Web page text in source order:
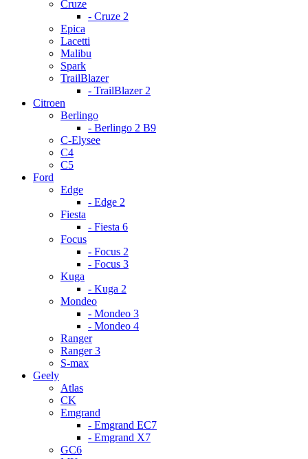
Cruze
- Cruze 2
Epica
Lacetti
Malibu
Spark
TrailBlazer
- TrailBlazer 2
Citroen
Berlingo
- Berlingo 2 B9
C-Elysee
C4
C5
Ford
Edge
- Edge 2
Fiesta
- Fiesta 6
Focus
- Focus 2
- Focus 3
Kuga
- Kuga 2
Mondeo
- Mondeo 3
- Mondeo 4
Ranger
Ranger 3
S-max
Geely
Atlas
CK
Emgrand
- Emgrand EC7
- Emgrand X7
GC6